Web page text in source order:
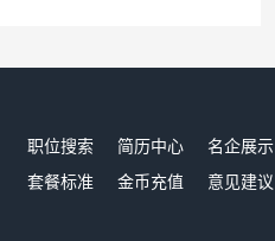
职位搜索 简历中心 名企展示
套餐标准
金币充值 意见建议